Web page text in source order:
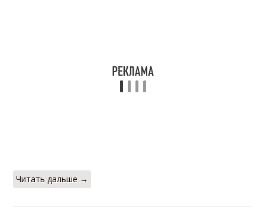
Читать дальше →